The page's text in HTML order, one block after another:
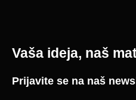
Vaša ideja, naš
Prijavite se na naš